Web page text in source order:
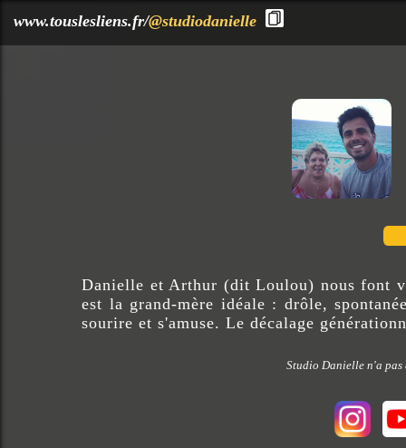
www.touslesliens.fr/@studiodanielle
Danielle et Arthur (dit Loulou) nous font
est la grand-mère idéale : drôle,
sourire et s'amuse. Le décalage
Studio Danielle n'a pas